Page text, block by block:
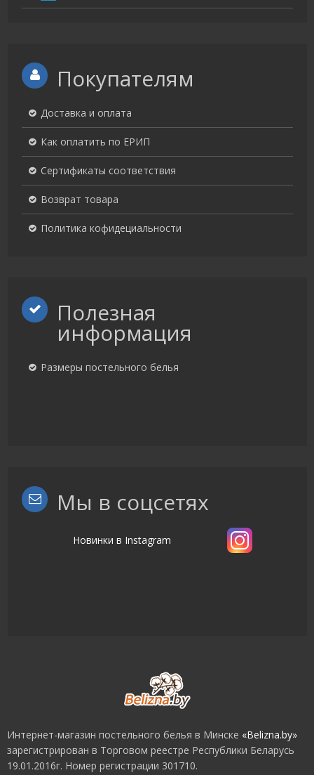
Покупателям
Доставка и оплата
Как оплатить по ЕРИП
Сертификаты соответствия
Возврат товара
Политика кофидециальности
Полезная
информация
Размеры постельного белья
Мы в соцсетях
Новинки в Instagram
Интернет-магазин постельного белья в Минске «Belizna.by»
зарегистрирован в Торговом реестре Республики Беларусь
19.01.2016г. Номер регистрации 301710.